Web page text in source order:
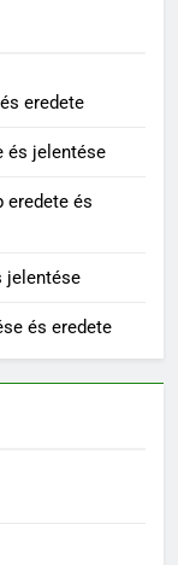
eredete
és jelentése
eredete és
jelentése
és eredete